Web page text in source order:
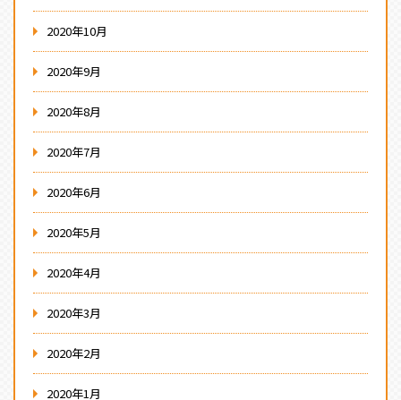
2020年10月
2020年9月
2020年8月
2020年7月
2020年6月
2020年5月
2020年4月
2020年3月
2020年2月
2020年1月